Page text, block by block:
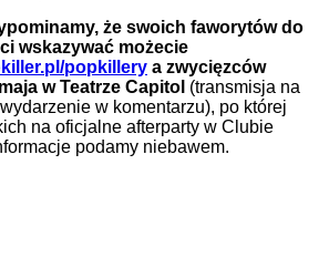
że swoich faworytów do
wskazywać możecie
popkillery a zwycięzców
w Teatrze Capitol (transmisja na
w komentarzu), po której
na oficjalne afterparty w Clubie
podamy niebawem.